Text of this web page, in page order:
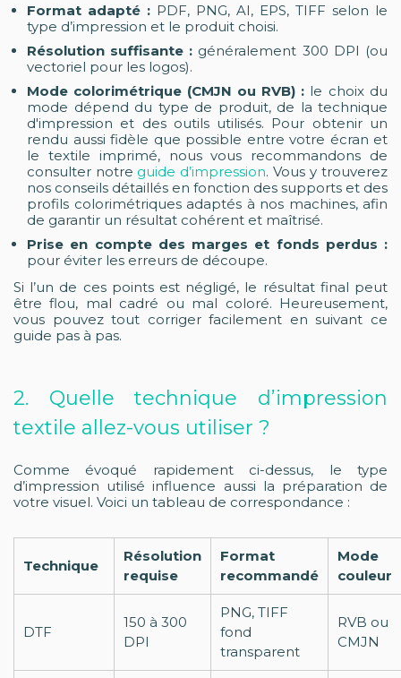
Format adapté : PDF, PNG, AI, EPS, TIFF selon le
type d’impression et le produit choisi.
Résolution suffisante : généralement 300 DPI (ou
vectoriel pour les logos).
Mode colorimétrique (CMJN ou RVB) : le choix du
mode dépend du type de produit, de la technique
d'impression et des outils utilisés. Pour obtenir un
rendu aussi fidèle que possible entre votre écran et
le textile imprimé, nous vous recommandons de
consulter notre guide d’impression. Vous y trouverez
nos conseils détaillés en fonction des supports et des
profils colorimétriques adaptés à nos machines, afin
de garantir un résultat cohérent et maîtrisé.
Prise en compte des marges et fonds perdus :
pour éviter les erreurs de découpe.
Si l’un de ces points est négligé, le résultat final peut
être flou, mal cadré ou mal coloré. Heureusement,
vous pouvez tout corriger facilement en suivant ce
guide pas à pas.
2. Quelle technique d’impression
textile allez-vous utiliser ?
Comme évoqué rapidement ci-dessus, le type
d’impression utilisé influence aussi la préparation de
votre visuel. Voici un tableau de correspondance :
Technique
Résolution
requise
Format
recommandé
Mode
couleur
DTF
150 à 300
DPI
PNG, TIFF
fond
transparent
RVB ou
CMJN